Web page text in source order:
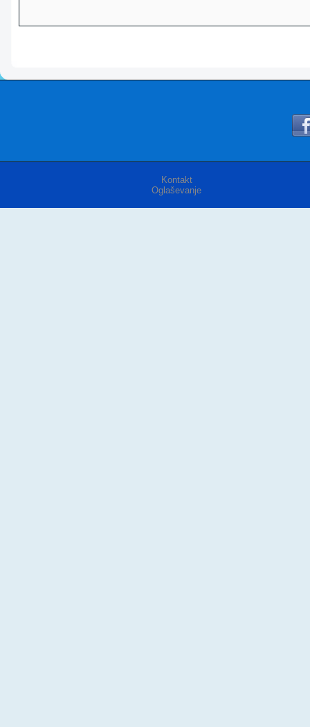
Kontakt
Oglaševanje